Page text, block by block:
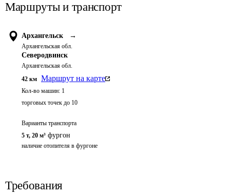
Маршруты и транспорт
Архангельск →
Архангельская обл.
Северодвинск
Архангельская обл.
42 км Маршрут на карте
Кол-во машин: 1
торговых точек до 10
Варианты транспорта
5 т, 20 м³ фургон
наличие отопителя в фургоне
Требования